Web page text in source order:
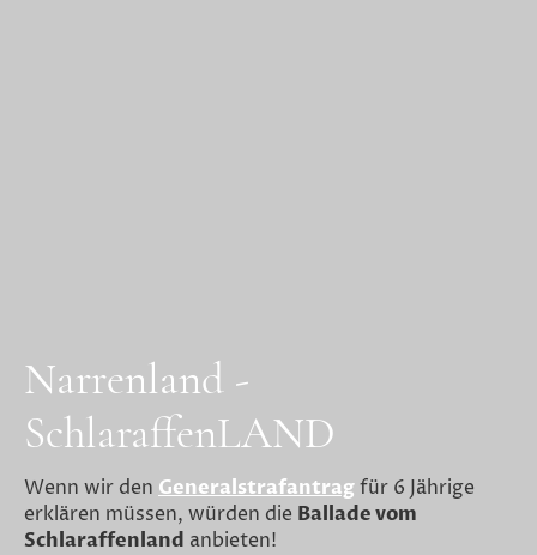
Narrenland -
SchlaraffenLAND
Wenn wir den Generalstrafantragfür 6 Jährige
erklären müssen, würden die Ballade vom
Schlaraffenland anbieten!